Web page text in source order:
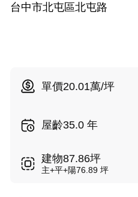
台中市北屯區北屯路
單價20.01萬/坪
屋齡35.0 年
建物87.86坪
主+平+陽76.89 坪